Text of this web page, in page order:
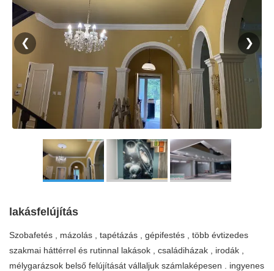
❮ ❯
lakásfelújítás
Szobafetés , mázolás , tapétázás , gépifestés , több évtizedes
szakmai háttérrel és rutinnal lakások , családiházak , irodák ,
mélygarázsok belső felújítását vállaljuk számlaképesen . ingyenes